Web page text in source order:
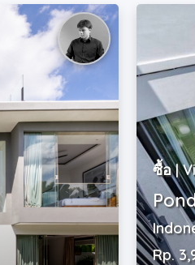
ซื้อ |
Rp.